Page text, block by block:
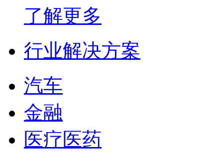
了解更多
行业解决方案
汽车
金融
医疗医药